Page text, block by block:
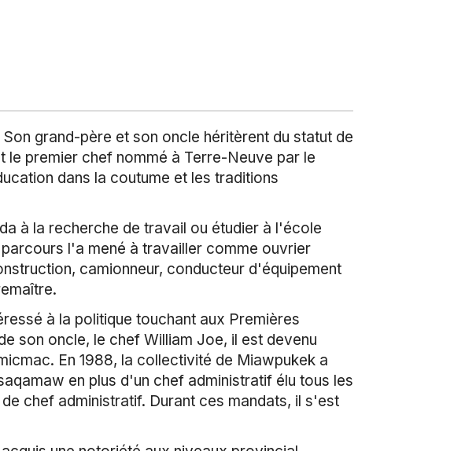
grand-père et son oncle héritèrent du statut de
premier chef nommé à Terre-Neuve par le
dans la coutume et les traditions
à la recherche de travail ou étudier à l'école
l'a mené à travailler comme ouvrier
camionneur, conducteur d'équipement
à la politique touchant aux Premières
son oncle, le chef William Joe, il est devenu
En 1988, la collectivité de Miawpukek a
en plus d'un chef administratif élu tous les
chef administratif. Durant ces mandats, il s'est